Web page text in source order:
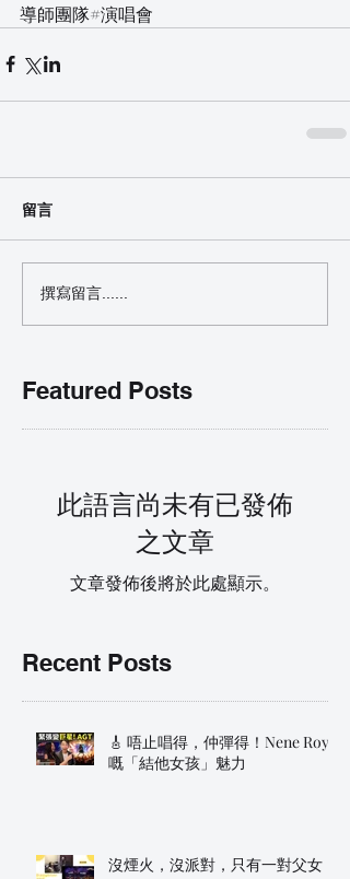
導師團隊#演唱會
留言
撰寫留言......
Featured Posts
此語言尚未有已發佈
之文章
文章發佈後將於此處顯示。
Recent Posts
🎸 唔止唱得，仲彈得！Nene Royal
嘅「結他女孩」魅力
沒煙火，沒派對，只有一對父女